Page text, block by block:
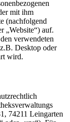
mit ihm
(nachfolgend
„Website“) auf.
verwendeten
Desktop oder
wird.
74211 Leingarten